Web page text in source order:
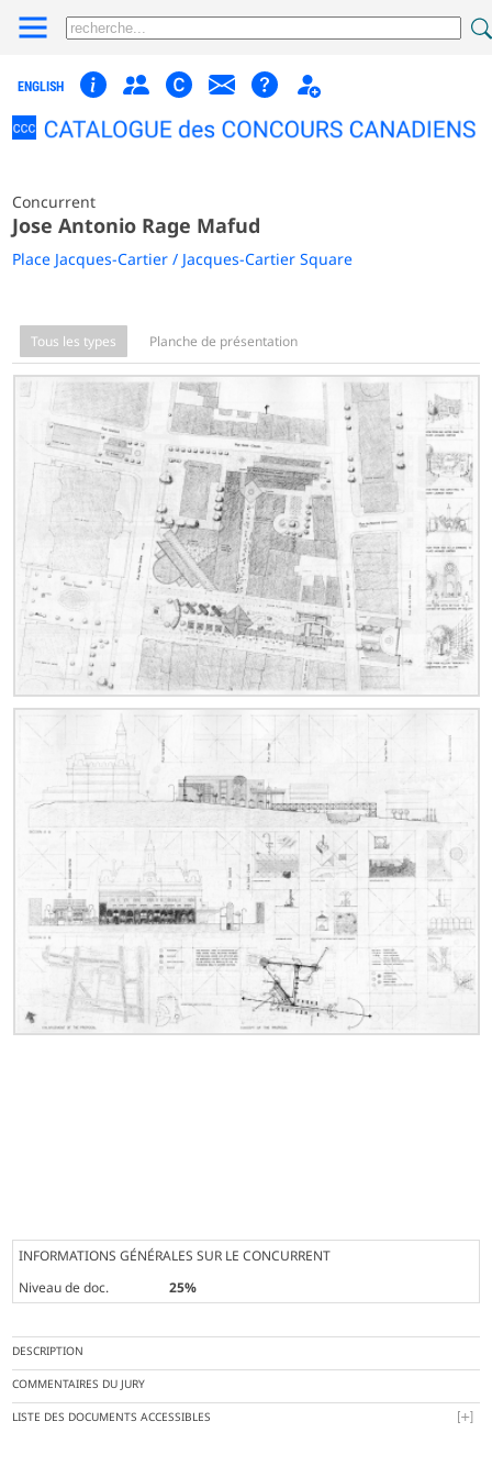
ENGLISH
Concurrent
Jose Antonio Rage Mafud
Place Jacques-Cartier / Jacques-Cartier Square
Tous les types Planche de présentation
INFORMATIONS GÉNÉRALES SUR LE CONCURRENT
Niveau de doc.
25%
DESCRIPTION
COMMENTAIRES DU JURY
LISTE DES DOCUMENTS ACCESSIBLES